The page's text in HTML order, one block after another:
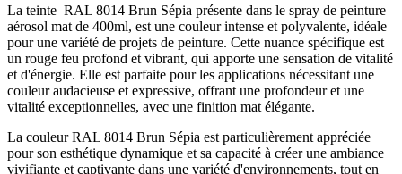
La teinte RAL 8014 Brun Sépia présente dans le spray de peinture
aérosol mat de 400ml, est une couleur intense et polyvalente, idéale
pour une variété de projets de peinture. Cette nuance spécifique est
un rouge feu profond et vibrant, qui apporte une sensation de vitalité
et d'énergie. Elle est parfaite pour les applications nécessitant une
couleur audacieuse et expressive, offrant une profondeur et une
vitalité exceptionnelles, avec une finition mat élégante.
La couleur RAL 8014 Brun Sépia est particulièrement appréciée
pour son esthétique dynamique et sa capacité à créer une ambiance
vivifiante et captivante dans une variété d'environnements, tout en